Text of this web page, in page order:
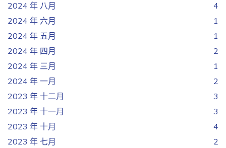
2024 年 八月
4
2024 年 六月
1
2024 年 五月
1
2024 年 四月
2
2024 年 三月
1
2024 年 一月
2
2023 年 十二月
3
2023 年 十一月
3
2023 年 十月
4
2023 年 七月
2